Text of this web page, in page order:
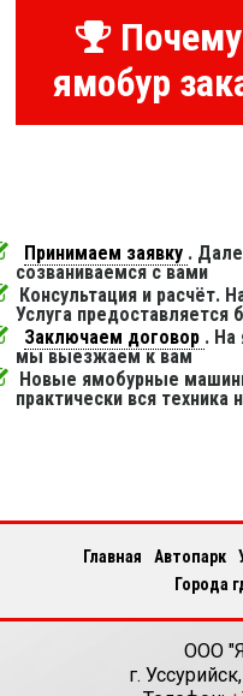
ямобур
Принимаем заявку .
созваниваемся с вами
Консультация и расчёт.
Услуга предоставляется
Заключаем договор . На
мы выезжаем к вам
Новые ямобурные
практически вся техника
Главная Автопарк
Города
ООО
г. Уссурийск,